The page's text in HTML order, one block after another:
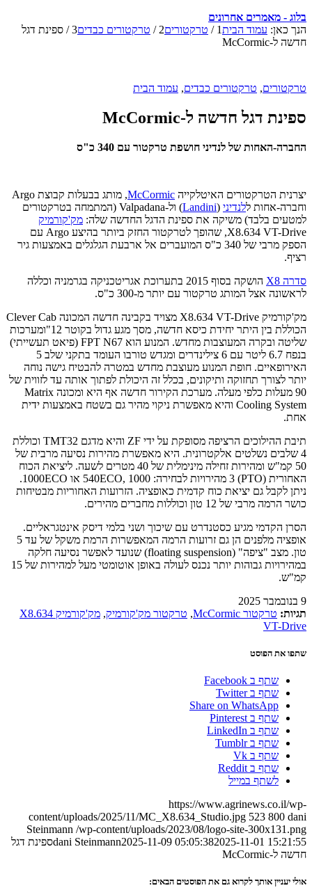
בלוג - מאמרים אחרונים
הנך כאן: עמוד הבית1
/ טרקטורים2
/ טרקטורים כבדים3
/ ספינת דגל
חדשה ל-McCormic
טרקטורים, טרקטורים כבדים, עמוד הבית
ספינת דגל חדשה ל-McCormic
החברה-האחות של לנדיני חושפת טרקטור עם 340 כ"ס
יצרנית הטרקטורים האיטלקייה McCormic
, מותג בבעלות קבוצת Argo
וחברה-אחות ללנדיני (
Landini
) ול-Valpadana (המתמחה בטרקטורים
למטעים בלבד) משיקה את ספינת הדגל החדשה שלה: מק'קורמיק
X8.634 VT-Drive, שהופך לטרקטור החזק ביותר בהיצע Argo עם
הספק מרבי של 340 כ"ס המועברים אל ארבעת הגלגלים באמצעות גיר
רציף.
סדרה X8
הושקה בסוף 2015 בתערוכת אגריטכניקה בגרמניה וכללה
לראשונה אצל המותג טרקטור עם יותר מ-300 כ"ס.
מק'קורמיק X8.634 VT-Drive מצויד בקבינה חדשה המכונה Clever Cab
הכוללת בין היתר יחידת כיסא חדשה, מסך מגע גדול בקוטר 12"ומערכות
שליטה ובקרה המעוצבות מחדש. המנוע הוא FPT N67 (פיאט תעשייתי)
בנפח 6.7 ליטר עם 6 צילינדרים ומגדש טורבו העומד בתקני שלב 5
האירופאיים. חופת המנוע מעוצבת מחדש במטרה להבטיח גישה נוחה
יותר לצורך תחזוקה ותיקונים, בכלל זה היכולת לפתוך אותה עד לזווית של
90 מעלות כלפי מעלה. מערכת הקירור חדשה אף היא ומכונה Matrix
Cooling System והיא מאפשרת ניקוי מהיר גם בשטח באמצעות ידית
אחת.
תיבת ההילוכים הרציפה מסופקת על ידי ZF והיא מדגם TMT32 וכוללת
4 שלבים נשלטים אלקטרונית. היא מאפשרת מהירות נסיעה מרבית של
50 קמ"ש ומהירות זחילה מינימלית של 40 מטרים לשעה. ליציאת הכוח
האחורית (PTO) 3 מהירויות לבחירה: 540ECO, 1000 או 1000ECO.
ניתן לקבל גם יציאת כוח קדמית כאופציה. הזרועות האחוריות מבטיחות
כושר הרמה מרבי של 12 טון וכוללות מחברים מהירים.
הסרן הקדמי מגיע כסטנדרט עם שיכוך ושני בלמי דיסק אינטגראליים.
אופציה מלפנים הן גם זרועות הרמה המאפשרות הרמת משקל של עד 5
טון. מצב "ציפה" (floating suspension) שנועד לאפשר נסיעה חלקה
במהירויות גבוהות יותר נכנס לעולה באופן אוטומטי מעל למהירות של 15
קמ"ש.
9 בנובמבר 2025
תגיות: טרקטור McCormic , טרקטור מק'קורמיק,
מק'קורמיק X8.634
VT-Drive
שתפו את הפוסט
שתף ב Facebook
שתף ב Twitter
Share on WhatsApp
שתף ב Pinterest
שתף ב LinkedIn
שתף ב Tumblr
שתף ב Vk
שתף ב Reddit
לשתף במייל
https://www.agrinews.co.il/wp-
content/uploads/2025/11/MC_X8.634_Studio.jpg 523 800 dani
Steinmann /wp-content/uploads/2023/08/logo-site-300x131.png
dani Steinmann2025-11-09 05:05:382025-11-01 15:21:55
ספינת דגל
חדשה ל-McCormic
אולי יעניין אותך לקרוא גם את הפוסטים הבאים: